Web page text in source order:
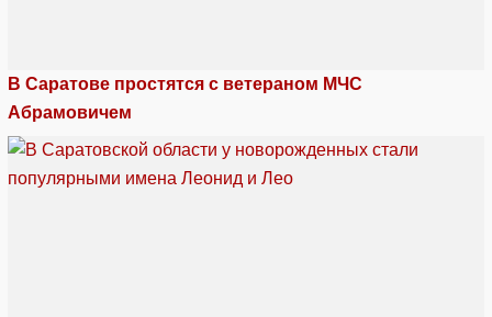
В Саратове простятся с ветераном МЧС
Абрамовичем